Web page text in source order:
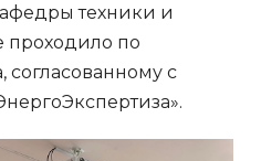
техники и
проходило по
согласованному с